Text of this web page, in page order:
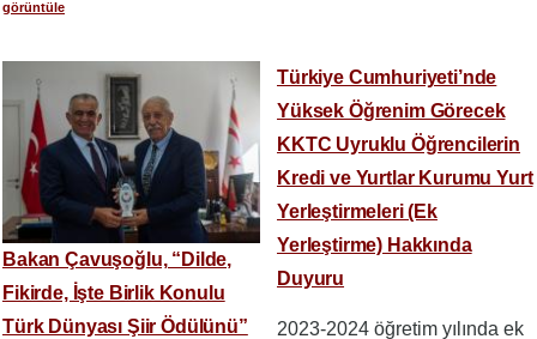
görüntüle
Bakan Çavuşoğlu, “Dilde,
Fikirde, İşte Birlik Konulu
Türk Dünyası Şiir Ödülünü”
Türkiye Cumhuriyeti’nde
Yüksek Öğrenim Görecek
KKTC Uyruklu Öğrencilerin
Kredi ve Yurtlar Kurumu Yurt
Yerleştirmeleri (Ek
Yerleştirme) Hakkında
Duyuru
2023-2024 öğretim yılında ek